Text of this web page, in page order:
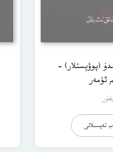
(پوۋېستلار) –
ئۆمەر
تەپسىلاتى